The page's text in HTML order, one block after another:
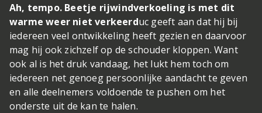
Ah, tempo. Beetje rijwindverkoeling is met dit
warme weer niet verkeerduc geeft aan dat hij bij
iedereen veel ontwikkeling heeft gezien en daarvoor
mag hij ook zichzelf op de schouder kloppen. Want
ook al is het druk vandaag, het lukt hem toch om
iedereen net genoeg persoonlijke aandacht te geven
en alle deelnemers voldoende te pushen om het
onderste uit de kan te halen.